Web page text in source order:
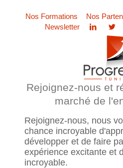
Nos Formations Nos
Newsletter
Rejoignez-nous et
marché de
Rejoignez-nous, nous
chance incroyable
développer et de faire
expérience excitante et
incroyable.